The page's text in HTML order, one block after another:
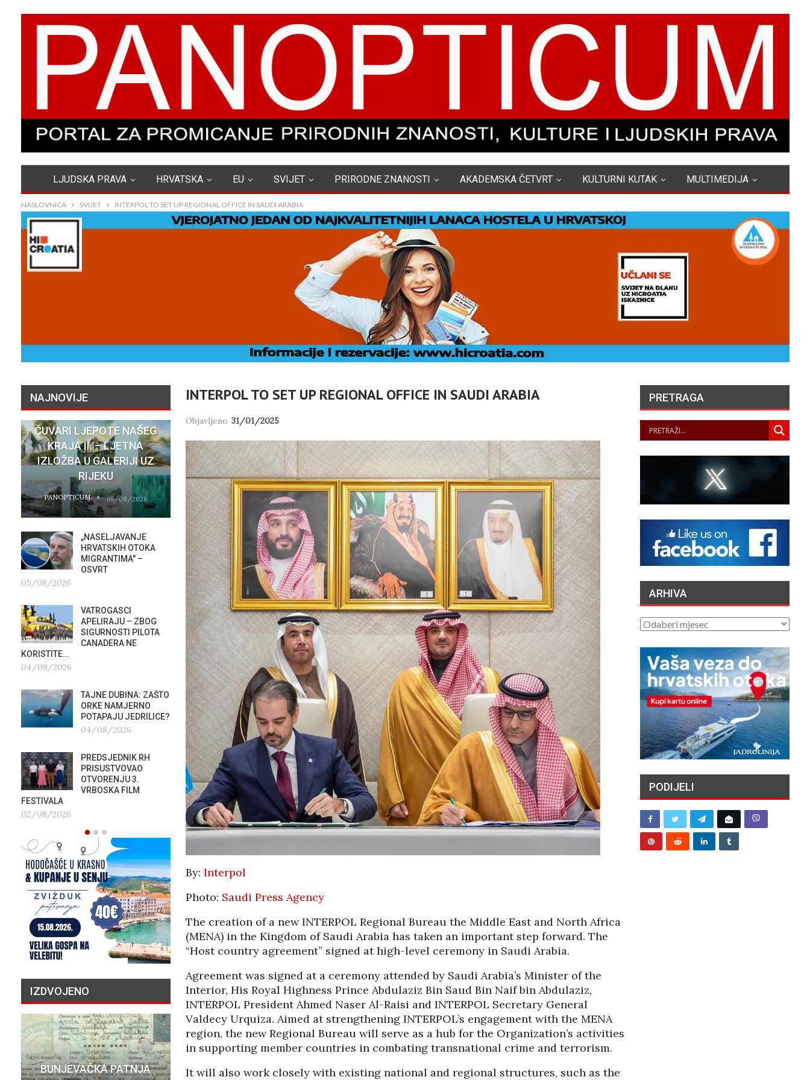
LJUDSKA PRAVA HRVATSKA EU SVIJET PRIRODNE ZNANOSTI AKADEMSKA ČETVRT KULTURNI KUTAK MULTIMEDIJA
NASLOVNICA SVIJET INTERPOL TO SET UP REGIONAL OFFICE IN SAUDI ARABIA
INTERPOL TO SET UP REGIONAL OFFICE IN SAUDI ARABIA
Objavljeno 31/01/2025
By: Interpol
Photo: Saudi Press Agency
The creation of a new INTERPOL Regional Bureau the Middle East and North Africa
(MENA) in the Kingdom of Saudi Arabia has taken an important step forward. The
“Host country agreement” signed at high-level ceremony in Saudi Arabia.
Agreement was signed at a ceremony attended by Saudi Arabia’s Minister of the
Interior, His Royal Highness Prince Abdulaziz Bin Saud Bin Naif bin Abdulaziz,
INTERPOL President Ahmed Naser Al-Raisi and INTERPOL Secretary General
Valdecy Urquiza. Aimed at strengthening INTERPOL’s engagement with the MENA
region, the new Regional Bureau will serve as a hub for the Organization’s activities
in supporting member countries in combating transnational crime and terrorism.
It will also work closely with existing national and regional structures, such as the
NAJNOVIJE
ČUVARI LJEPOTE NAŠEG
KRAJA II. – LJETNA
IZLOŽBA U GALERIJI UZ
RIJEKU
PANOPTICUM 05/08/2026
„NASELJAVANJE
HRVATSKIH OTOKA
MIGRANTIMA″ –
OSVRT
05/08/2026
VATROGASCI
APELIRAJU – ZBOG
SIGURNOSTI PILOTA
CANADERA NE
KORISTITE…
04/08/2026
TAJNE DUBINA: ZAŠTO
ORKE NAMJERNO
POTAPAJU JEDRILICE?
04/08/2026
PREDSJEDNIK RH
PRISUSTVOVAO
OTVORENJU 3.
VRBOSKA FILM
FESTIVALA
02/08/2026
NATASHA SRDOC: TKO
SU STVARNI VLASNICI
HOTELA COSTABELLA U
RIJECI?
PANOPTICUM 02/08/2026
MOBILNI TURIZAM
REPUBLIKE HRVATSKE
02/08/2026
SUBOTIČKU KASTU
KRASI MANJAK
DEMOKRATSKIH
VRIJEDNOSTI I
PLURALIZMA –…
01/08/2026
HRVATSKA POVIJEST
POD KONTROLOM
SRPSKE POLITIKE
01/08/2026
MIROVINE IZ DRUGOG
STUPA SU
NEISPLATIVE?
31/07/2026
U OMIŠLJU OTVORENA
IZLOŽBA MARGERITE
RAKIĆ
PANOPTICUM
HRVATSKA MEĐU
VODEĆIM ZEMLJAMA
EU PO KUPNJI E-
KNJIGA I
AUDIOKNJIGA
29/07/2026
TKO JE KANDIDAT ZA
PREDSJEDNIKA HOO?
29/07/2026
PETRINJA BOGATIJA
ZA OSAM
NOVOIZGRAĐENIH
STAMBENIH
OBJEKATA SA 152…
28/07/2026
DSHV IZMEĐU
POLITIČKOG
PRIJEPORA – PISMO
PREDSJEDNIKA MO
DSHV…
27/07/2026
ČUVARI LJEPOTE NAŠEG
KRAJA II. – LJETNA
IZLOŽBA U GALERIJI UZ
RIJEKU
PANOPTICUM
„NASELJAVANJE
HRVATSKIH OTOKA
MIGRANTIMA″ –
OSVRT
05/08/2026
VATROGASCI
APELIRAJU – ZBOG
SIGURNOSTI PILOTA
CANADERA NE
KORISTITE…
04/08/2026
TAJNE DUBINA: ZAŠTO
ORKE NAMJERNO
POTAPAJU JEDRILICE?
04/08/2026
PREDSJEDNIK RH
PRISUSTVOVAO
OTVORENJU 3.
VRBOSKA FILM
FESTIVALA
02/08/2026
IZDVOJENO
BUNJEVAČKA PATNJA
PRIČA O NESTALIM
MILIJUNIMA
HRVATI U VOJVODINI
OSUĐENI NA
ASIMILACIJU
BUNJEVAČKA PATNJA
PRETRAGA
ARHIVA
ARHIVA
PODIJELI